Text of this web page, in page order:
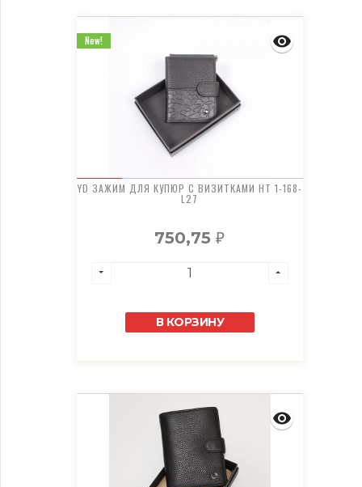
YD ЗАЖИМ ДЛЯ КУПЮР С ВИЗИТКАМИ HT 1-168-
L27
750,75₽
В КОРЗИНУ
New!